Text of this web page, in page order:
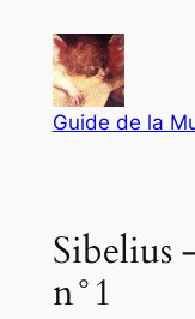
contenu
Guide de la
Sibelius
n°1